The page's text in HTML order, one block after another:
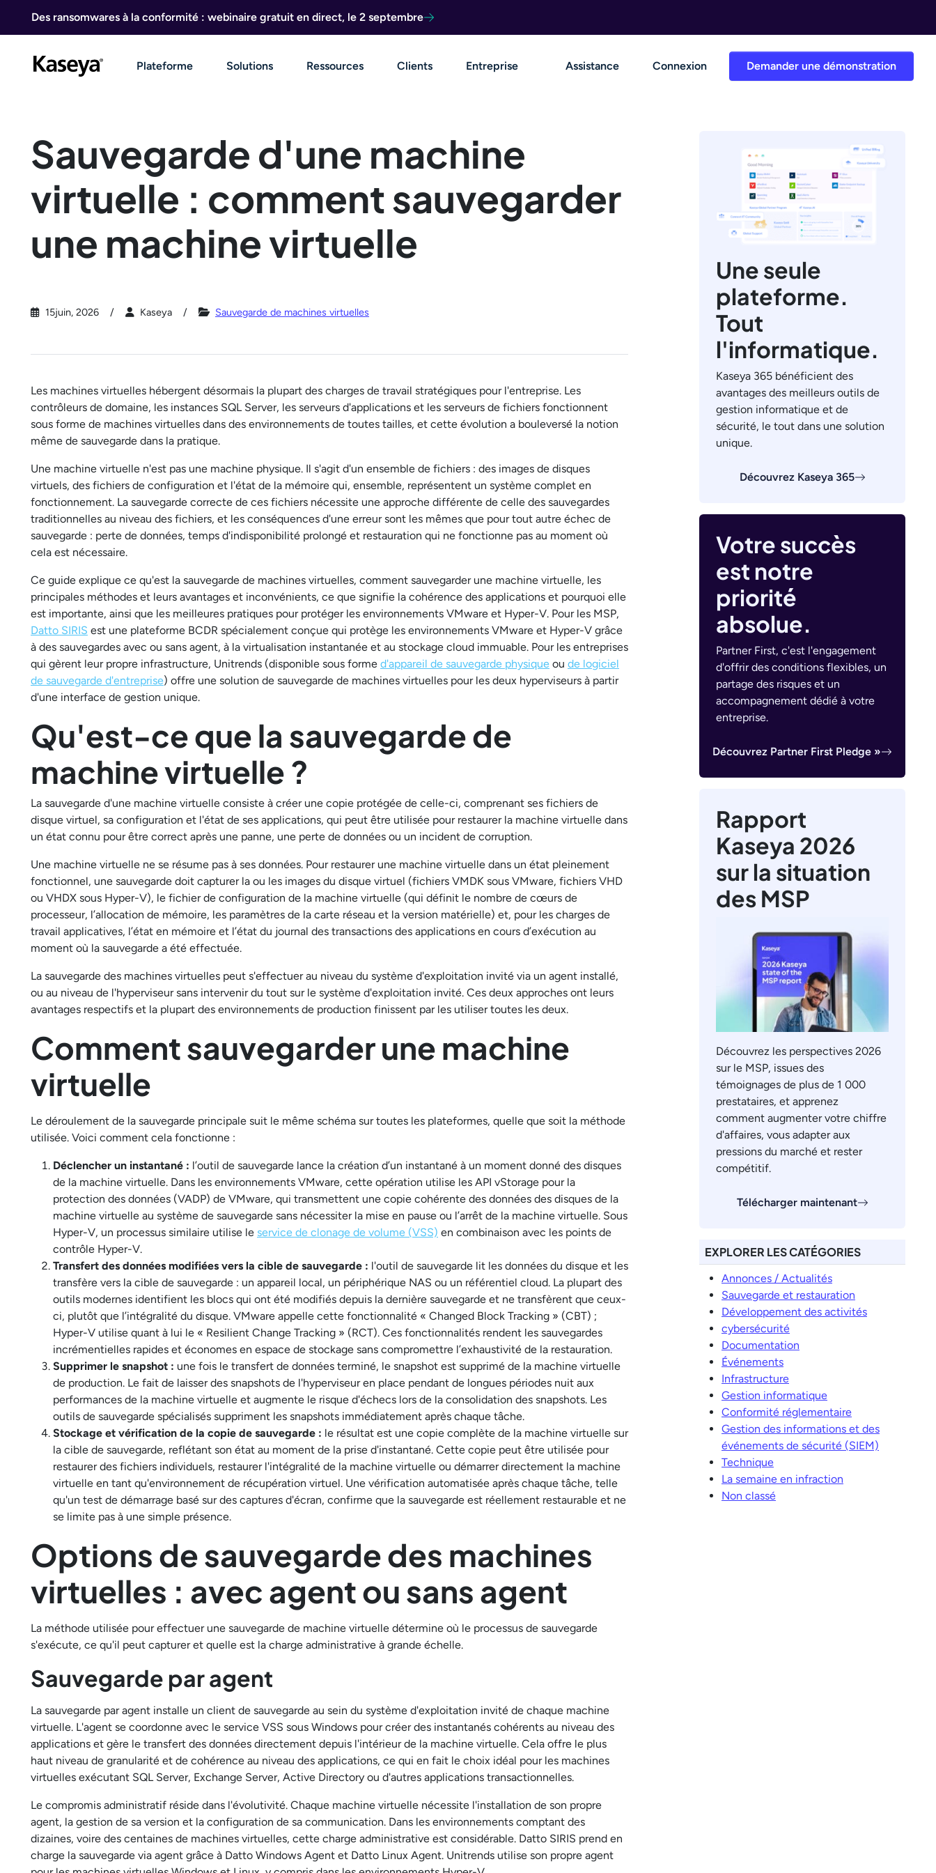
Des ransomwares à la conformité : webinaire gratuit en direct, le 2 septembre
Demander une démonstration
Plateforme Solutions Ressources Clients Entreprise Assistance Connexion
Sauvegarde d'une machine
virtuelle : comment sauvegarder
une machine virtuelle
15juin, 2026 Kaseya Sauvegarde de machines virtuelles
Les machines virtuelles hébergent désormais la plupart des charges de travail stratégiques pour l'entreprise. Les
contrôleurs de domaine, les instances SQL Server, les serveurs d'applications et les serveurs de fichiers fonctionnent
sous forme de machines virtuelles dans des environnements de toutes tailles, et cette évolution a bouleversé la notion
même de sauvegarde dans la pratique.
Une machine virtuelle n'est pas une machine physique. Il s'agit d'un ensemble de fichiers : des images de disques
virtuels, des fichiers de configuration et l'état de la mémoire qui, ensemble, représentent un système complet en
fonctionnement. La sauvegarde correcte de ces fichiers nécessite une approche différente de celle des sauvegardes
traditionnelles au niveau des fichiers, et les conséquences d'une erreur sont les mêmes que pour tout autre échec de
sauvegarde : perte de données, temps d'indisponibilité prolongé et restauration qui ne fonctionne pas au moment où
cela est nécessaire.
Ce guide explique ce qu'est la sauvegarde de machines virtuelles, comment sauvegarder une machine virtuelle, les
principales méthodes et leurs avantages et inconvénients, ce que signifie la cohérence des applications et pourquoi elle
est importante, ainsi que les meilleures pratiques pour protéger les environnements VMware et Hyper-V. Pour les MSP,
Datto SIRIS est une plateforme BCDR spécialement conçue qui protège les environnements VMware et Hyper-V grâce
à des sauvegardes avec ou sans agent, à la virtualisation instantanée et au stockage cloud immuable. Pour les entreprises
qui gèrent leur propre infrastructure, Unitrends (disponible sous forme d'appareil de sauvegarde physique ou de logiciel
de sauvegarde d'entreprise) offre une solution de sauvegarde de machines virtuelles pour les deux hyperviseurs à partir
d'une interface de gestion unique.
Qu'est-ce que la sauvegarde de
machine virtuelle ?
La sauvegarde d'une machine virtuelle consiste à créer une copie protégée de celle-ci, comprenant ses fichiers de
disque virtuel, sa configuration et l'état de ses applications, qui peut être utilisée pour restaurer la machine virtuelle dans
un état connu pour être correct après une panne, une perte de données ou un incident de corruption.
Une machine virtuelle ne se résume pas à ses données. Pour restaurer une machine virtuelle dans un état pleinement
fonctionnel, une sauvegarde doit capturer la ou les images du disque virtuel (fichiers VMDK sous VMware, fichiers VHD
ou VHDX sous Hyper-V), le fichier de configuration de la machine virtuelle (qui définit le nombre de cœurs de
processeur, l’allocation de mémoire, les paramètres de la carte réseau et la version matérielle) et, pour les charges de
travail applicatives, l’état en mémoire et l’état du journal des transactions des applications en cours d’exécution au
moment où la sauvegarde a été effectuée.
La sauvegarde des machines virtuelles peut s'effectuer au niveau du système d'exploitation invité via un agent installé,
ou au niveau de l'hyperviseur sans intervenir du tout sur le système d'exploitation invité. Ces deux approches ont leurs
avantages respectifs et la plupart des environnements de production finissent par les utiliser toutes les deux.
Comment sauvegarder une machine
virtuelle
Le déroulement de la sauvegarde principale suit le même schéma sur toutes les plateformes, quelle que soit la méthode
utilisée. Voici comment cela fonctionne :
Déclencher un instantané : l’outil de sauvegarde lance la création d’un instantané à un moment donné des disques
de la machine virtuelle. Dans les environnements VMware, cette opération utilise les API vStorage pour la
protection des données (VADP) de VMware, qui transmettent une copie cohérente des données des disques de la
machine virtuelle au système de sauvegarde sans nécessiter la mise en pause ou l’arrêt de la machine virtuelle. Sous
Hyper-V, un processus similaire utilise le service de clonage de volume (VSS) en combinaison avec les points de
contrôle Hyper-V.
Transfert des données modifiées vers la cible de sauvegarde : l'outil de sauvegarde lit les données du disque et les
transfère vers la cible de sauvegarde : un appareil local, un périphérique NAS ou un référentiel cloud. La plupart des
outils modernes identifient les blocs qui ont été modifiés depuis la dernière sauvegarde et ne transfèrent que ceux-
ci, plutôt que l’intégralité du disque. VMware appelle cette fonctionnalité « Changed Block Tracking » (CBT) ;
Hyper-V utilise quant à lui le « Resilient Change Tracking » (RCT). Ces fonctionnalités rendent les sauvegardes
incrémentielles rapides et économes en espace de stockage sans compromettre l’exhaustivité de la restauration.
Supprimer le snapshot : une fois le transfert de données terminé, le snapshot est supprimé de la machine virtuelle
de production. Le fait de laisser des snapshots de l'hyperviseur en place pendant de longues périodes nuit aux
performances de la machine virtuelle et augmente le risque d'échecs lors de la consolidation des snapshots. Les
outils de sauvegarde spécialisés suppriment les snapshots immédiatement après chaque tâche.
Stockage et vérification de la copie de sauvegarde : le résultat est une copie complète de la machine virtuelle sur
la cible de sauvegarde, reflétant son état au moment de la prise d'instantané. Cette copie peut être utilisée pour
restaurer des fichiers individuels, restaurer l'intégralité de la machine virtuelle ou démarrer directement la machine
virtuelle en tant qu'environnement de récupération virtuel. Une vérification automatisée après chaque tâche, telle
qu'un test de démarrage basé sur des captures d'écran, confirme que la sauvegarde est réellement restaurable et ne
se limite pas à une simple présence.
Options de sauvegarde des machines
virtuelles : avec agent ou sans agent
La méthode utilisée pour effectuer une sauvegarde de machine virtuelle détermine où le processus de sauvegarde
s'exécute, ce qu'il peut capturer et quelle est la charge administrative à grande échelle.
Sauvegarde par agent
La sauvegarde par agent installe un client de sauvegarde au sein du système d'exploitation invité de chaque machine
virtuelle. L'agent se coordonne avec le service VSS sous Windows pour créer des instantanés cohérents au niveau des
applications et gère le transfert des données directement depuis l'intérieur de la machine virtuelle. Cela offre le plus
haut niveau de granularité et de cohérence au niveau des applications, ce qui en fait le choix idéal pour les machines
virtuelles exécutant SQL Server, Exchange Server, Active Directory ou d'autres applications transactionnelles.
Le compromis administratif réside dans l'évolutivité. Chaque machine virtuelle nécessite l'installation de son propre
agent, la gestion de sa version et la configuration de sa communication. Dans les environnements comptant des
dizaines, voire des centaines de machines virtuelles, cette charge administrative est considérable. Datto SIRIS prend en
charge la sauvegarde via agent grâce à Datto Windows Agent et Datto Linux Agent. Unitrends utilise son propre agent
Une seule
plateforme.
Tout
l'informatique.
Kaseya 365 bénéficient des
avantages des meilleurs outils de
gestion informatique et de
sécurité, le tout dans une solution
unique.
Découvrez Kaseya 365
Votre succès
est notre
priorité
absolue.
Partner First, c'est l'engagement
d'offrir des conditions flexibles, un
partage des risques et un
accompagnement dédié à votre
entreprise.
Découvrez Partner First Pledge »
Rapport
Kaseya 2026
sur la situation
des MSP
Découvrez les perspectives 2026
sur le MSP, issues des
témoignages de plus de 1 000
prestataires, et apprenez
comment augmenter votre chiffre
d'affaires, vous adapter aux
pressions du marché et rester
compétitif.
Télécharger maintenant
EXPLORER LES CATÉGORIES
Annonces / Actualités
Sauvegarde et restauration
Développement des activités
cybersécurité
Documentation
Événements
Infrastructure
Gestion informatique
Conformité réglementaire
Gestion des informations et des
événements de sécurité (SIEM)
Technique
La semaine en infraction
Non classé